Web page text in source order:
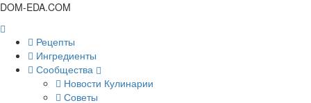
DOM-EDA.COM
Рецепты
Ингредиенты
Сообщества
Новости Кулинарии
Советы